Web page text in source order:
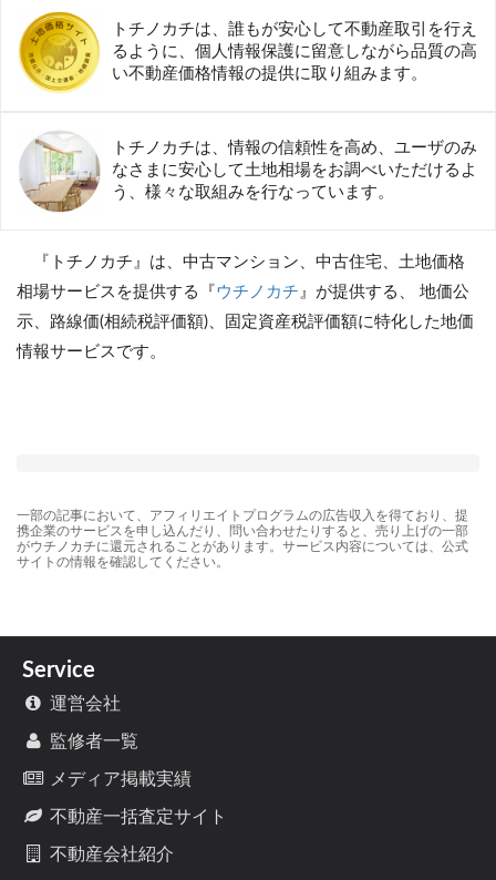
トチノカチは、誰もが安心して不動産取引を行え
るように、個人情報保護に留意しながら品質の高
い不動産価格情報の提供に取り組みます。
トチノカチは、情報の信頼性を高め、ユーザのみ
なさまに安心して土地相場をお調べいただけるよ
う、様々な取組みを行なっています。
『トチノカチ』は、中古マンション、中古住宅、土地価格
相場サービスを提供する『ウチノカチ 』が提供する、 地価公
示、路線価(相続税評価額)、固定資産税評価額に特化した地価
情報サービスです。
一部の記事において、アフィリエイトプログラムの広告収入を得ており、提
携企業のサービスを申し込んだり、問い合わせたりすると、売り上げの一部
がウチノカチに還元されることがあります。サービス内容については、公式
サイトの情報を確認してください。
Service
運営会社
監修者一覧
メディア掲載実績
不動産一括査定サイト
不動産会社紹介